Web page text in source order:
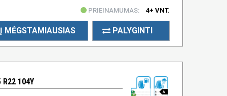
PRIEINAMUMAS: 4+ VNT.
MĖGSTAMIAUSIAS PALYGINTI
R22 104Y
A